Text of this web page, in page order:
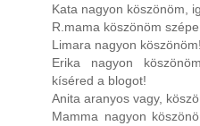
Kata nagyon köszönöm,
R.mama köszönöm
Limara nagyon köszönöm!
Erika nagyon
kíséred a blogot!
Anita aranyos vagy,
Mamma nagyon